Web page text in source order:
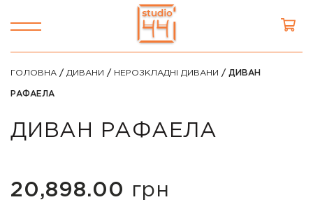
ГОЛОВНА / ДИВАНИ / НЕРОЗКЛАДНІ ДИВАНИ / ДИВАН
РАФАЕЛА
ДИВАН РАФАЕЛА
20,898.00 грн